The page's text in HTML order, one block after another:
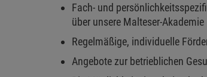
Fach- und
über unsere Malteser-Akademie
Regelmäßige, individuelle
Angebote zur betrieblichen